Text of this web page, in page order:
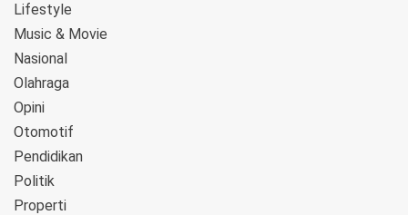
Lifestyle
Music & Movie
Nasional
Olahraga
Opini
Otomotif
Pendidikan
Politik
Properti